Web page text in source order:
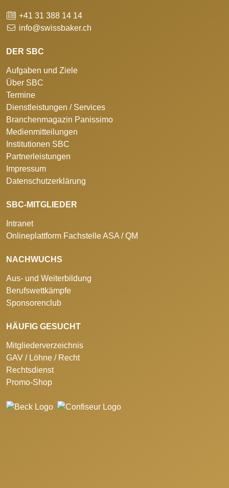
+41 31 388 14 14
info@swissbaker.ch
DER SBC
Aufgaben und Ziele
Über SBC
Termine
Dienstleistungen / Services
Branchenmagazin Panissimo
Medienmitteilungen
Institutionen SBC
Partnerleistungen
Impressum
Datenschutzerklärung
SBC-MITGLIEDER
Intranet
Onlineplattform Fachstelle ASA / QM
NACHWUCHS
Aus- und Weiterbildung
Berufswettkämpfe
Sponsorenclub
HÄUFIG GESUCHT
Mitgliederverzeichnis
GAV / Löhne / Recht
Rechtsdienst
Promo-Shop